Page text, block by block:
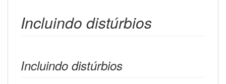
Incluindo distúrbios
Incluindo distúrbios